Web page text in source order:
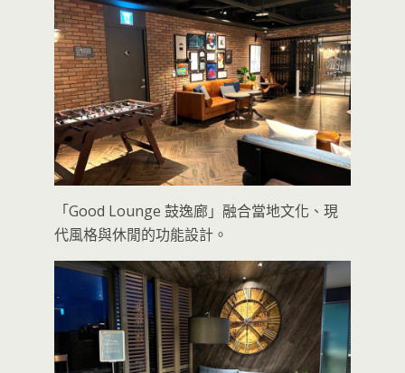
「Good Lounge 鼓逸廊」融合當地文化、現
代風格與休閒的功能設計。